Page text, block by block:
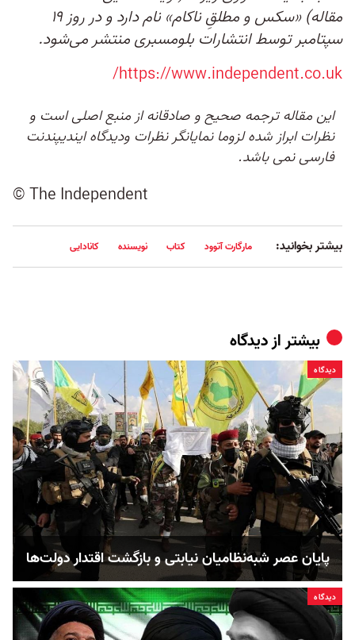
مقاله) «سکس و مطلقِ ناکام» نام دارد و در روز ۱۹
سپتامبر توسط انتشارات بلومسبری منتشر می‌شود.
https://www.independent.co.uk/
این مقاله ترجمه صحیح و صادقانه از منبع اصلی است و
نظرات ابراز شده لزوما نمایانگر نظرات ودیدگاه ایندیپندنت
فارسی نمی باشد.
© The Independent
بیشتر بخوانید: مارگارت آتوود کتاب نویسنده کانادایی
بیشتر ازدیدگاه
دیدگاه
پایان عصر شبه‌نظامیان نیابتی و بازگشت اقتدار دولت‌ها
دیدگاه